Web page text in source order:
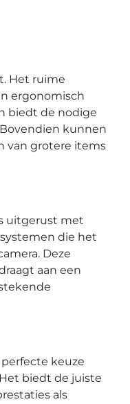
Het ruime
ergonomisch
biedt de nodige
kunnen
van grotere items
uitgerust met
die het
Deze
aan een
keuze
biedt de juiste
als